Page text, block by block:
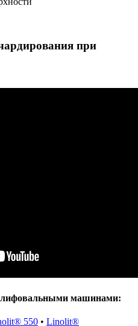
при
машинами:
550 • Linolit®